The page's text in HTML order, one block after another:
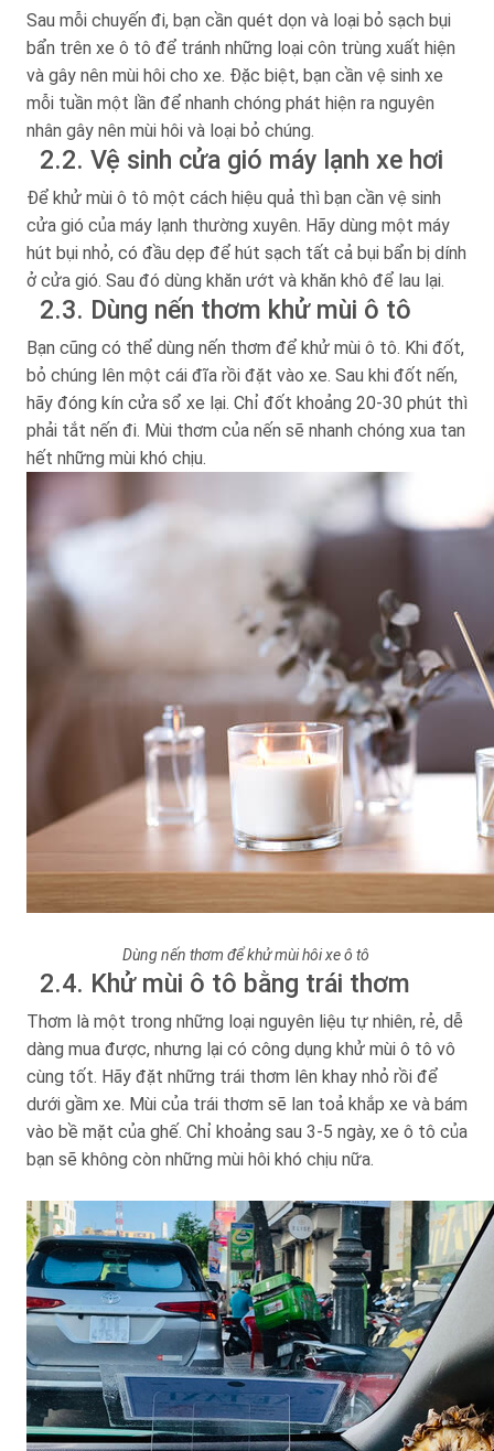
Sau mỗi chuyến đi, bạn cần quét dọn và loại bỏ sạch bụi
bẩn trên xe ô tô để tránh những loại côn trùng xuất hiện
và gây nên mùi hôi cho xe. Đặc biệt, bạn cần vệ sinh xe
mỗi tuần một lần để nhanh chóng phát hiện ra nguyên
nhân gây nên mùi hôi và loại bỏ chúng.
2.2. Vệ sinh cửa gió máy lạnh xe hơi
Để khử mùi ô tô một cách hiệu quả thì bạn cần vệ sinh
cửa gió của máy lạnh thường xuyên. Hãy dùng một máy
hút bụi nhỏ, có đầu dẹp để hút sạch tất cả bụi bẩn bị dính
ở cửa gió. Sau đó dùng khăn ướt và khăn khô để lau lại.
2.3. Dùng nến thơm khử mùi ô tô
Bạn cũng có thể dùng nến thơm để khử mùi ô tô. Khi đốt,
bỏ chúng lên một cái đĩa rồi đặt vào xe. Sau khi đốt nến,
hãy đóng kín cửa sổ xe lại. Chỉ đốt khoảng 20-30 phút thì
phải tắt nến đi. Mùi thơm của nến sẽ nhanh chóng xua tan
hết những mùi khó chịu.
Dùng nến thơm để khử mùi hôi xe ô tô
2.4. Khử mùi ô tô bằng trái thơm
Thơm là một trong những loại nguyên liệu tự nhiên, rẻ, dễ
dàng mua được, nhưng lại có công dụng khử mùi ô tô vô
cùng tốt. Hãy đặt những trái thơm lên khay nhỏ rồi để
dưới gầm xe. Mùi của trái thơm sẽ lan toả khắp xe và bám
vào bề mặt của ghế. Chỉ khoảng sau 3-5 ngày, xe ô tô của
bạn sẽ không còn những mùi hôi khó chịu nữa.